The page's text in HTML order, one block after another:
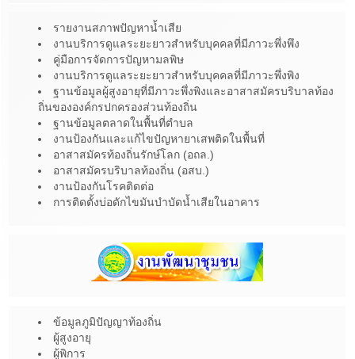
รายงานสภาพปัญหาน้ำเสีย
งานบริการดูแลระยะยาวสำหรับบุคคลที่มีภาวะพึ่งพึง
คู่มือการจัดการปัญหามลพิษ
งานบริการดูแลระยะยาวสำหรับบุคคลที่มีภาวะพึ่งพิง
ฐานข้อมูลผู้สูงอายุที่มีภาวะพึ่งพิงและอาสาสมัครบริบาลท้อง
ถิ่นขององค์กรปกครองส่วนท้องถิ่น
ฐานข้อมูลตลาดในพื้นที่ตำบล
งานป้องกันและแก้ไขปัญหายาเสพติดในพื้นที่
อาสาสมัครท้องถิ่นรักษ์โลก (อถล.)
อาสาสมัครบริบาลท้องถิ่น (อสบ.)
งานป้องกันโรคติดต่อ
การติดตั้งบ่อดักไขมันบำบัดน้ำเสียในอาคาร
ข้อมูลภูมิปัญญาท้องถิ่น
ผู้สูงอายุ
ผู้พิการ